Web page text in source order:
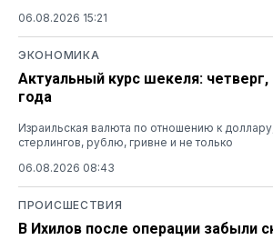
06.08.2026 15:21
ЭКОНОМИКА
Актуальный курс шекеля: четверг,
года
Израильская валюта по отношению к
стерлингов, рублю, гривне и не только
06.08.2026 08:43
ПРОИСШЕСТВИЯ
В Ихилов после операции забыли